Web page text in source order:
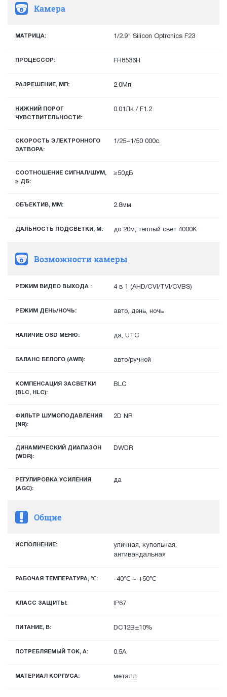
Камера
МАТРИЦА: 1/2.9" Silicon Optronics F23
ПРОЦЕССОР: FH8536H
РАЗРЕШЕНИЕ, МП: 2.0Мп
НИЖНИЙ ПОРОГ
ЧУВСТВИТЕЛЬНОСТИ:
0.01Лк / F1.2
СКОРОСТЬ ЭЛЕКТРОННОГО
ЗАТВОРА:
1/25~1/50 000с.
СООТНОШЕНИЕ СИГНАЛ/ШУМ,
≥ ДБ:
≥50дБ
ОБЪЕКТИВ, ММ: 2.8мм
ДАЛЬНОСТЬ ПОДСВЕТКИ, М: до 20м, теплый свет 4000К
Возможности камеры
РЕЖИМ ВИДЕО ВЫХОДА : 4 в 1 (AHD/CVI/TVI/CVBS)
РЕЖИМ ДЕНЬ/НОЧЬ: авто, день, ночь
НАЛИЧИЕ OSD МЕНЮ: да, UTC
БАЛАНС БЕЛОГО (AWB): авто/ручной
КОМПЕНСАЦИЯ ЗАСВЕТКИ
(BLC, HLC):
BLC
ФИЛЬТР ШУМОПОДАВЛЕНИЯ
(NR):
2D NR
ДИНАМИЧЕСКИЙ ДИАПАЗОН
(WDR):
DWDR
РЕГУЛИРОВКА УСИЛЕНИЯ
(AGC):
да
Общие
ИСПОЛНЕНИЕ:
уличная, купольная,
антивандальная
РАБОЧАЯ ТЕМПЕРАТУРА, ℃: -40℃ ~ +50℃
КЛАСС ЗАЩИТЫ: IP67
ПИТАНИЕ, В: DC12В±10%
ПОТРЕБЛЯЕМЫЙ ТОК, А: 0.5А
МАТЕРИАЛ КОРПУСА: металл